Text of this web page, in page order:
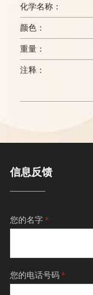
化学名称：
颜色：
重量：
注释：
信息反馈
您的名字*
您的电话号码*